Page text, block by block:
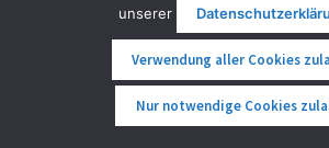
Accessoryaustriaauthorised
authorized dealerautorisierter
unserer
Verwendung aller Cookies
Nur notwendige Cookies